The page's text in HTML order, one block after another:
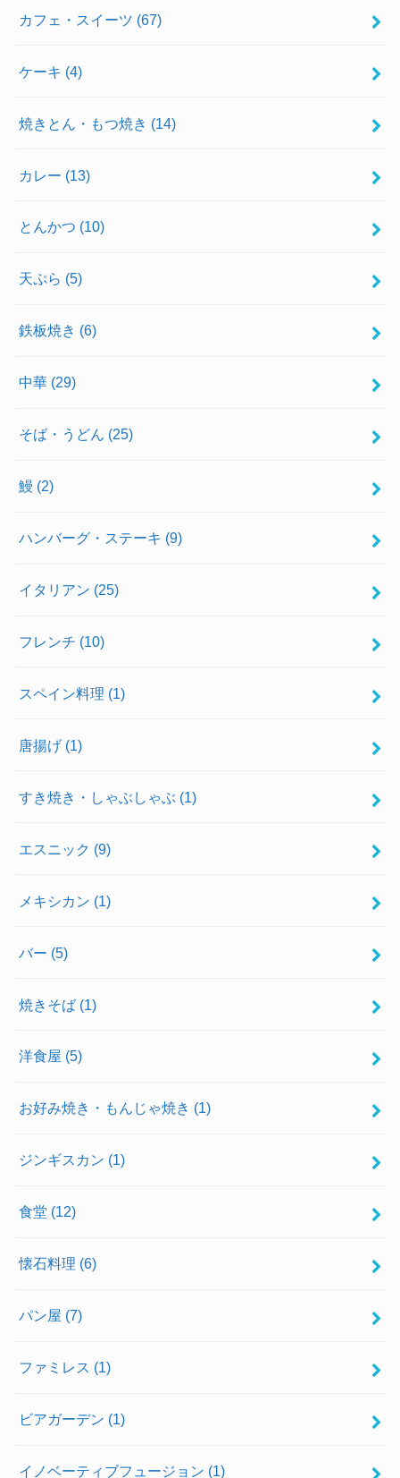
カフェ・スイーツ (67)
ケーキ (4)
焼きとん・もつ焼き (14)
カレー (13)
とんかつ (10)
天ぷら (5)
鉄板焼き (6)
中華 (29)
そば・うどん (25)
鰻 (2)
ハンバーグ・ステーキ (9)
イタリアン (25)
フレンチ (10)
スペイン料理 (1)
唐揚げ (1)
すき焼き・しゃぶしゃぶ (1)
エスニック (9)
メキシカン (1)
バー (5)
焼きそば (1)
洋食屋 (5)
お好み焼き・もんじゃ焼き (1)
ジンギスカン (1)
食堂 (12)
懐石料理 (6)
パン屋 (7)
ファミレス (1)
ビアガーデン (1)
イノベーティブフュージョン (1)